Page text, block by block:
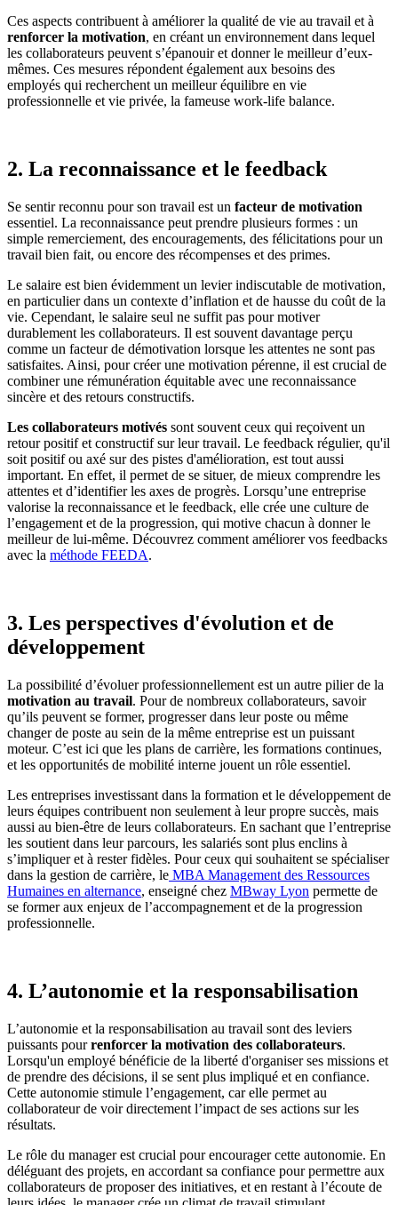
Ces aspects contribuent à améliorer la qualité de vie au travail et à
renforcer la motivation, en créant un environnement dans lequel
les collaborateurs peuvent s’épanouir et donner le meilleur d’eux-
mêmes. Ces mesures répondent également aux besoins des
employés qui recherchent un meilleur équilibre en vie
professionnelle et vie privée, la fameuse work-life balance.
2. La reconnaissance et le feedback
Se sentir reconnu pour son travail est un facteur de motivation
essentiel. La reconnaissance peut prendre plusieurs formes : un
simple remerciement, des encouragements, des félicitations pour un
travail bien fait, ou encore des récompenses et des primes.
Le salaire est bien évidemment un levier indiscutable de motivation,
en particulier dans un contexte d’inflation et de hausse du coût de la
vie. Cependant, le salaire seul ne suffit pas pour motiver
durablement les collaborateurs. Il est souvent davantage perçu
comme un facteur de démotivation lorsque les attentes ne sont pas
satisfaites. Ainsi, pour créer une motivation pérenne, il est crucial de
combiner une rémunération équitable avec une reconnaissance
sincère et des retours constructifs.
Les collaborateurs motivés sont souvent ceux qui reçoivent un
retour positif et constructif sur leur travail. Le feedback régulier, qu'il
soit positif ou axé sur des pistes d'amélioration, est tout aussi
important. En effet, il permet de se situer, de mieux comprendre les
attentes et d’identifier les axes de progrès. Lorsqu’une entreprise
valorise la reconnaissance et le feedback, elle crée une culture de
l’engagement et de la progression, qui motive chacun à donner le
meilleur de lui-même. Découvrez comment améliorer vos feedbacks
avec la méthode FEEDA.
3. Les perspectives d'évolution et de
développement
La possibilité d’évoluer professionnellement est un autre pilier de la
motivation au travail. Pour de nombreux collaborateurs, savoir
qu’ils peuvent se former, progresser dans leur poste ou même
changer de poste au sein de la même entreprise est un puissant
moteur. C’est ici que les plans de carrière, les formations continues,
et les opportunités de mobilité interne jouent un rôle essentiel.
Les entreprises investissant dans la formation et le développement de
leurs équipes contribuent non seulement à leur propre succès, mais
aussi au bien-être de leurs collaborateurs. En sachant que l’entreprise
les soutient dans leur parcours, les salariés sont plus enclins à
s’impliquer et à rester fidèles. Pour ceux qui souhaitent se spécialiser
dans la gestion de carrière, le MBA Management des Ressources
Humaines en alternance, enseigné chez MBway Lyon permette de
se former aux enjeux de l’accompagnement et de la progression
professionnelle.
4. L’autonomie et la responsabilisation
L’autonomie et la responsabilisation au travail sont des leviers
puissants pourrenforcer la motivation des collaborateurs.
Lorsqu'un employé bénéficie de la liberté d'organiser ses missions et
de prendre des décisions, il se sent plus impliqué et en confiance.
Cette autonomie stimule l’engagement, car elle permet au
collaborateur de voir directement l’impact de ses actions sur les
résultats.
Le rôle du manager est crucial pour encourager cette autonomie. En
déléguant des projets, en accordant sa confiance pour permettre aux
collaborateurs de proposer des initiatives, et en restant à l’écoute de